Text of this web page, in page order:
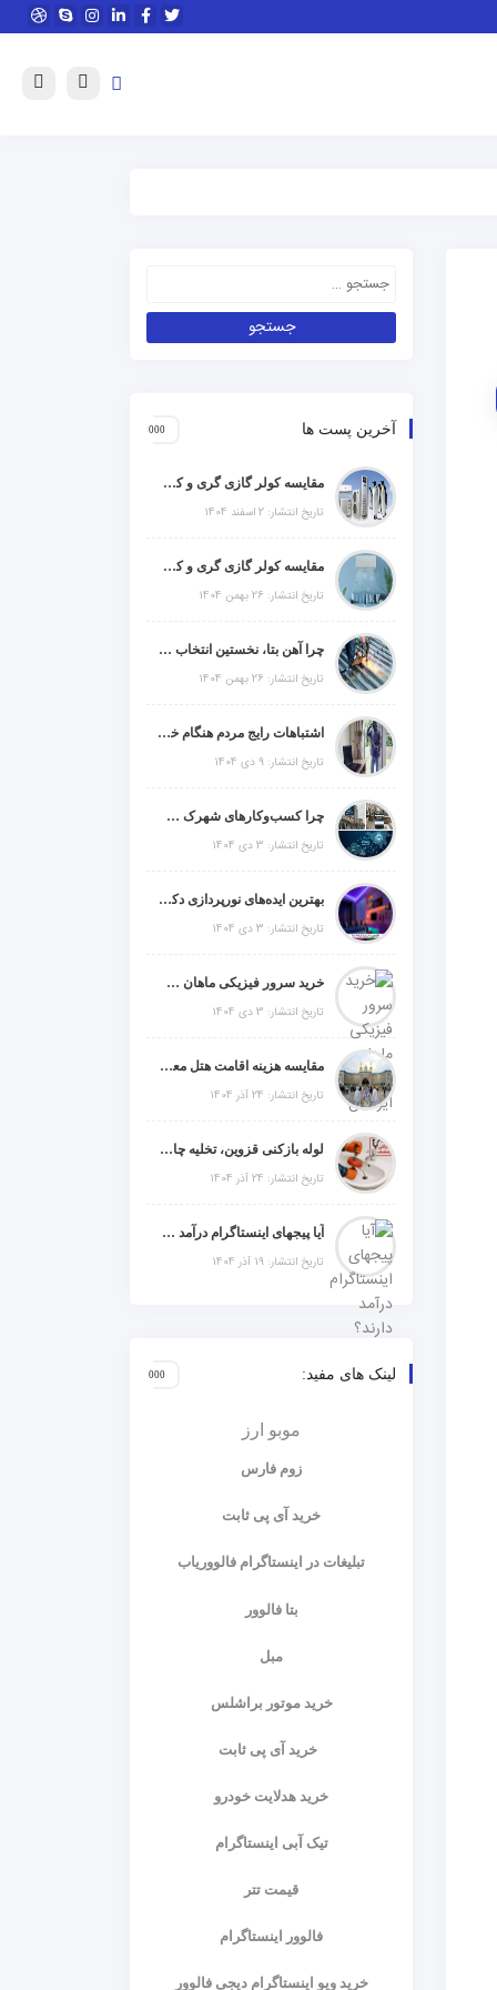
آخرین پست ها
مقایسه کولر گازی گری و کریر و ال جی و جنرال گلد و هایسنس و مدیا و اجنرال
تاریخ انتشار: 2 اسفند 1404
مقایسه کولر گازی گری و کریر و ال جی و جنرال گلد و جنرال شکار و سامسونگ و یونیوا
تاریخ انتشار: 26 بهمن 1404
چرا آهن بتا، نخستین انتخاب برای گل میخ عرشه فولادی در ایران است؟
تاریخ انتشار: 26 بهمن 1404
اشتباهات رایج مردم هنگام خرید دزدگیر منزل
تاریخ انتشار: 9 دی 1404
چرا کسب‌وکارهای شهرک صنعتی چهاردانگه فوراً به طراحی سایت نیاز دارند؟
تاریخ انتشار: 3 دی 1404
بهترین ایده‌های نورپردازی دکوراتیو با ال ای دی برای منزل، فروشگاه و دفتر کار
تاریخ انتشار: 3 دی 1404
خرید سرور فیزیکی ماهان شبکه ایرانیان
تاریخ انتشار: 3 دی 1404
مقایسه هزینه اقامت هتل معمولی، میان‌رده یا 5 ستاره در سفر زیارتی عراق
تاریخ انتشار: 24 آذر 1404
لوله بازکنی قزوین، تخلیه چاه و خدمات تخصصی لوله‌کشی و تشخیص ترکیدگی
تاریخ انتشار: 24 آذر 1404
آیا پیجهای اینستاگرام درآمد دارند؟ راز موفقیت با استراتژی هوشمندانه
تاریخ انتشار: 19 آذر 1404
لینک های مفید:
موبو ارز
زوم فارس
خرید آی پی ثابت
تبلیغات در اینستاگرام فالووریاب
بتا فالوور
مبل
خرید موتور براشلس
خرید آی پی ثابت
خرید هدلایت خودرو
تیک آبی اینستاگرام
قیمت تتر
فالوور اینستاگرام
خرید ویو اینستاگرام دیجی فالوور